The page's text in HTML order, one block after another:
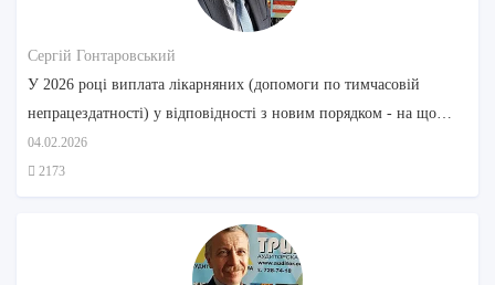
Сергій Гонтаровський
У 2026 році виплата лікарняних (допомоги по тимчасовій
непрацездатності) у відповідності з новим порядком - на що
звернути увагу
04.02.2026
2173